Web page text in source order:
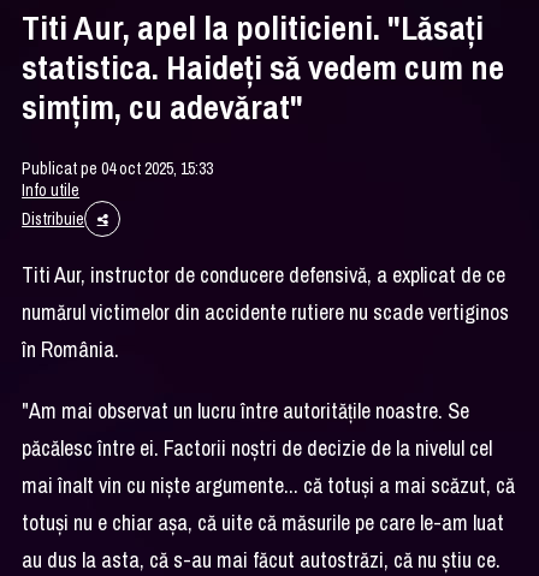
Titi Aur, apel la politicieni. "Lăsaţi
statistica. Haideţi să vedem cum ne
simţim, cu adevărat"
Publicat pe 04 oct 2025, 15:33
Info utile
Distribuie
Titi Aur, instructor de conducere defensivă, a explicat de ce
numărul victimelor din accidente rutiere nu scade vertiginos
în România.
"Am mai observat un lucru între autorităţile noastre. Se
păcălesc între ei. Factorii noştri de decizie de la nivelul cel
mai înalt vin cu nişte argumente... că totuşi a mai scăzut, că
totuşi nu e chiar aşa, că uite că măsurile pe care le-am luat
au dus la asta, că s-au mai făcut autostrăzi, că nu ştiu ce.